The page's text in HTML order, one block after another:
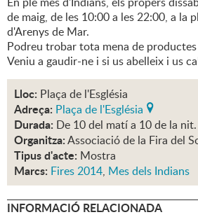
de maig, de les 10:00 a les 22:00, a la
d'Arenys de Mar.
Podreu trobar tota mena de
Veniu a gaudir-ne i si us abelleix i us
Lloc: Plaça de l'Església
Adreça: Plaça de l'Església
Durada: De 10 del matí a 10 de la
Organitza:Associació de la Fira del
Tipus d'acte: Mostra
Marcs: Fires 2014, Mes dels Indians
INFORMACIÓ RELACIONADA